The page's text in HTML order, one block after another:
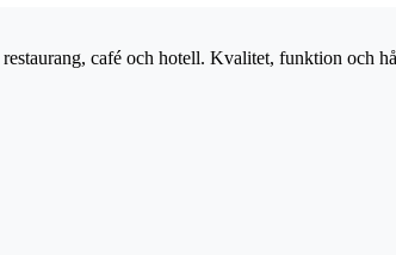
café och hotell. Kvalitet, funktion och